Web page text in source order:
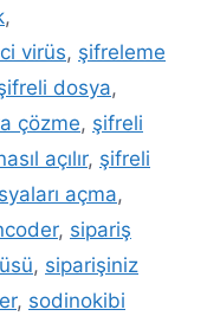
,
virüs, şifreleme
dosya,
çözme, şifreli
açılır, şifreli
açma,
, sipariş
, siparişiniz
, sodinokibi